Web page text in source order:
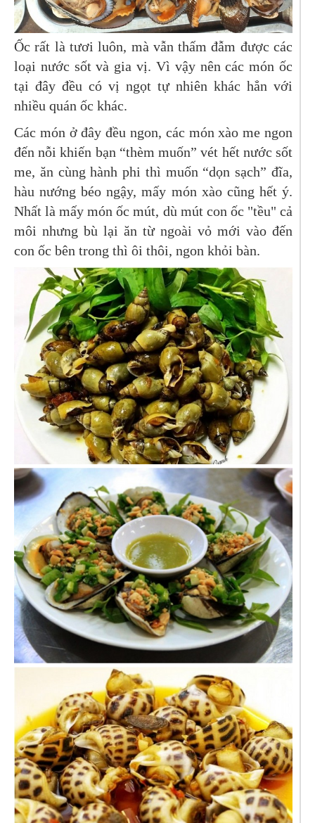
Ốc rất là tươi luôn, mà vẫn thấm đẫm được các
loại nước sốt và gia vị. Vì vậy nên các món ốc
tại đây đều có vị ngọt tự nhiên khác hẳn với
nhiều quán ốc khác.
Các món ở đây đều ngon, các món xào me ngon
đến nỗi khiến bạn “thèm muốn” vét hết nước sốt
me, ăn cùng hành phi thì muốn “dọn sạch” đĩa,
hàu nướng béo ngậy, mấy món xào cũng hết ý.
Nhất là mấy món ốc mút, dù mút con ốc "tều" cả
môi nhưng bù lại ăn từ ngoài vỏ mới vào đến
con ốc bên trong thì ôi thôi, ngon khỏi bàn.